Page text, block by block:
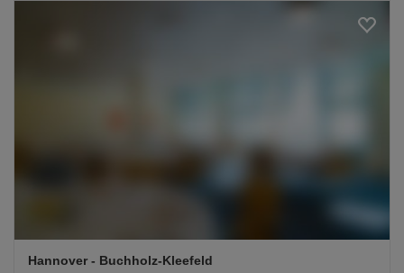
Hannover - Buchholz-Kleefeld